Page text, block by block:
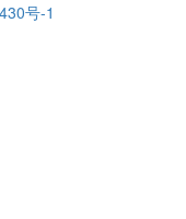
号-1